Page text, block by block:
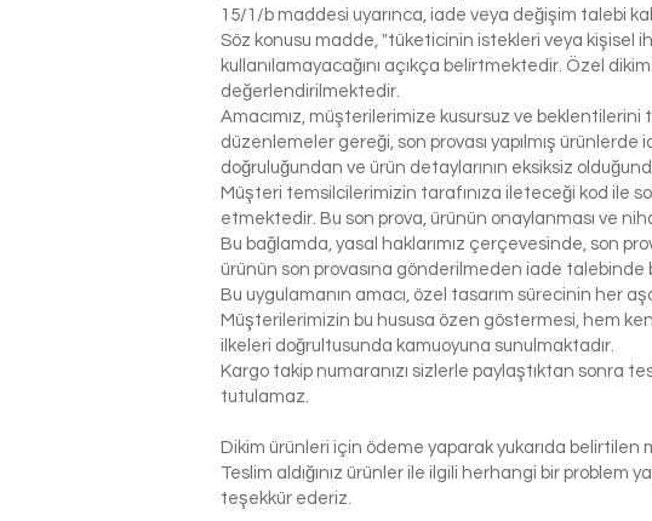
15/1/b maddesi uyarınca, iade veya değişim talebi
Söz konusu madde, "tüketicinin istekleri veya kişisel
kullanılamayacağını açıkça belirtmektedir. Özel
değerlendirilmektedir.
Amacımız, müşterilerimize kusursuz ve beklentilerini
düzenlemeler gereği, son provası yapılmış
doğruluğundan ve ürün detaylarının eksiksiz
Müşteri temsilcilerimizin tarafınıza ileteceği kod ile
etmektedir. Bu son prova, ürünün onaylanması ve
Bu bağlamda, yasal haklarımız çerçevesinde, son
ürünün son provasına gönderilmeden iade talebinde
Bu uygulamanın amacı, özel tasarım sürecinin her
Müşterilerimizin bu hususa özen göstermesi, hem
ilkeleri doğrultusunda kamuoyuna sunulmaktadır.
Kargo takip numaranızı sizlerle paylaştıktan sonra
tutulamaz.
Dikim ürünleri için ödeme yaparak yukarıda belirtilen
Teslim aldığınız ürünler ile ilgili herhangi bir problem
teşekkür ederiz.